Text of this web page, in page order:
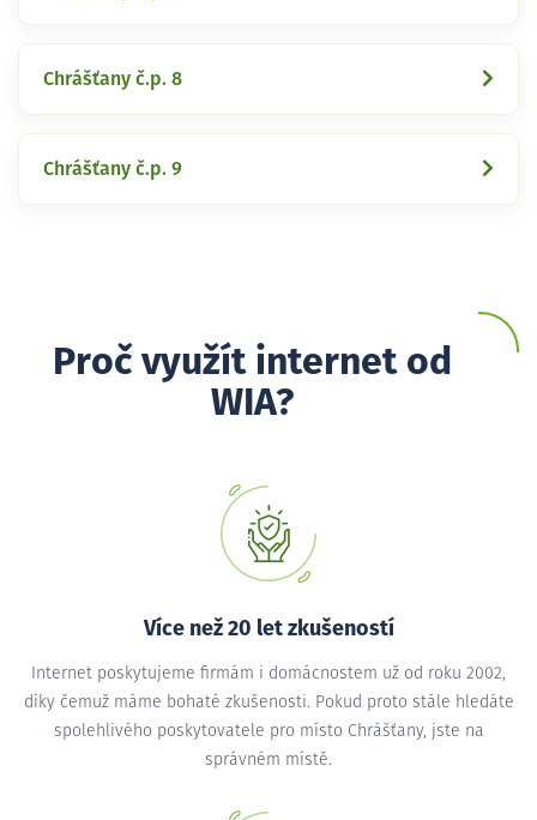
Chrášťany č.p. 8
Chrášťany č.p. 9
Proč využít internet od
WIA?
Více než 20 let zkušeností
Internet poskytujeme firmám i domácnostem už od roku 2002,
díky čemuž máme bohaté zkušenosti. Pokud proto stále hledáte
spolehlivého poskytovatele pro místo Chrášťany, jste na
správném místě.